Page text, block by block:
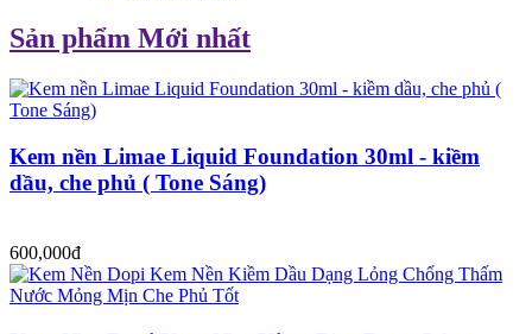
Sản phẩm Mới nhất
Kem nền Limae Liquid Foundation 30ml - kiềm
dầu, che phủ ( Tone Sáng)
600,000đ